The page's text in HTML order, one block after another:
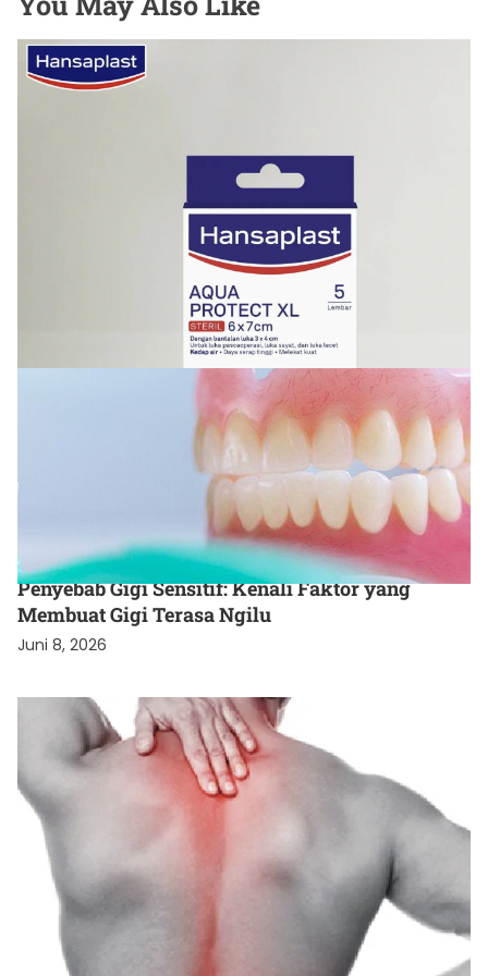
Cara Menjaga Luka agar Cepat Kering dan Tetap
KESEHATAN
Penyebab Gigi Sensitif: Kenali Faktor yang
Membuat Gigi Terasa Ngilu
Juni 8, 2026
KESEHATAN
Terapi Tulang Belakang Vlife Medical, Solusi
Cepat Atasi Nyeri Punggung